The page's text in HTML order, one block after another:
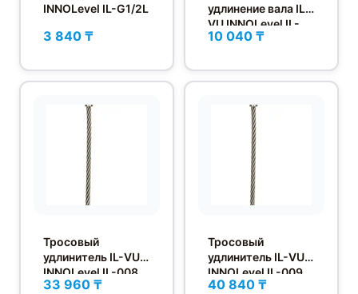
INNOLevel IL-G1/2L
3 840 ₸
удлинение вала IL-
VU INNOLevel IL-
001
10 040 ₸
Тросовый
удлинитель IL-VU
INNOLevel IL-008
33 960 ₸
Тросовый
удлинитель IL-VU
INNOLevel IL-009
40 840 ₸